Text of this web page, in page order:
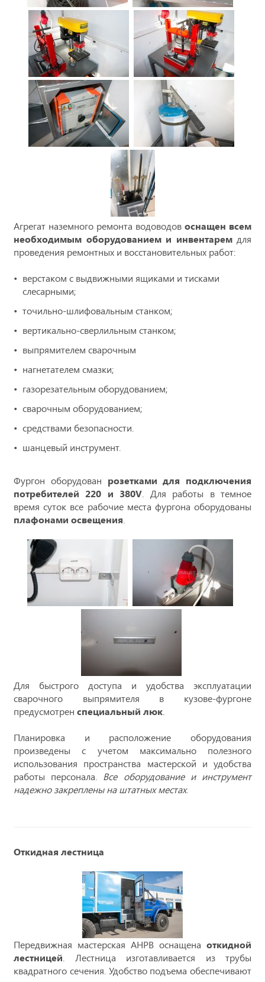
Агрегат наземного ремонта водоводов оснащен всем
необходимым оборудованием и инвентаремдля
проведения ремонтных и восстановительных работ:
верстаком с выдвижными ящиками и тисками
слесарными;
точильно-шлифовальным станком;
вертикально-сверлильным станком;
выпрямителем сварочным
нагнетателем смазки;
газорезательным оборудованием;
сварочным оборудованием;
средствами безопасности.
шанцевый инструмент.
Фургон оборудован розетками для подключения
потребителей 220 и 380V. Для работы в темное
время суток все рабочие места фургона оборудованы
плафонами освещения.
Для быстрого доступа и удобства эксплуатации
сварочного выпрямителя в кузове-фургоне
предусмотрен специальный люк.
Планировка и расположение оборудования
произведены с учетом максимально полезного
использования пространства мастерской и удобства
работы персонала. Все оборудование и инструмент
надежно закреплены на штатных местах.
Откидная лестница
Передвижная мастерская АНРВ оснащена откидной
лестницей. Лестница изготавливается из трубы
квадратного сечения. Удобство подъема обеспечивают